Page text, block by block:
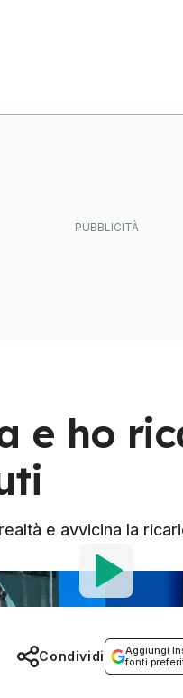
e ho
e avvicina la
Aggiungi
fonti
Condividi